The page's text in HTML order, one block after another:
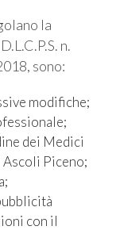
la
n.
sono:
modifiche;
dei Medici
Piceno;
con il